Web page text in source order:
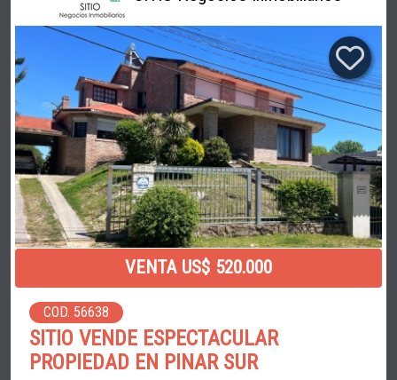
VENTA US$ 520.000
COD. 56638
SITIO VENDE ESPECTACULAR
PROPIEDAD EN PINAR SUR